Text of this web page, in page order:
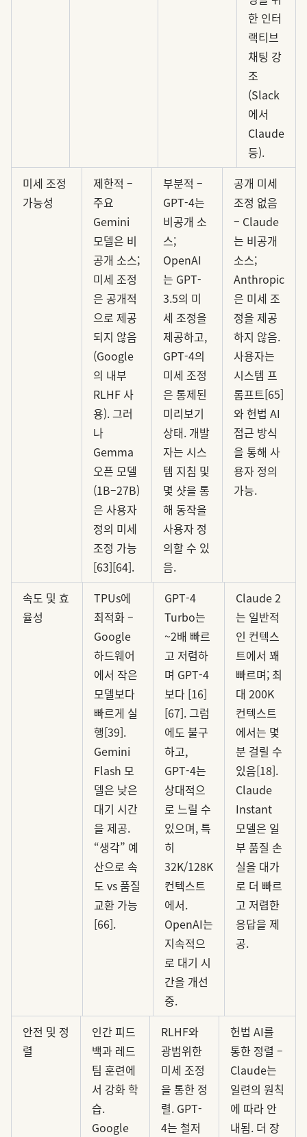
한 인터
랙티브
채팅 강
조
(Slack
에서
Claude
등).
미세 조정
가능성
제한적 –
주요
Gemini
모델은 비
공개 소스;
미세 조정
은 공개적
으로 제공
되지 않음
(Google
의 내부
RLHF 사
용). 그러
나
Gemma
오픈 모델
(1B–27B)
은 사용자
정의 미세
조정 가능
[63][64].
부분적 –
GPT-4는
비공개 소
스;
OpenAI
는 GPT-
3.5의 미
세 조정을
제공하고,
GPT-4의
미세 조정
은 통제된
미리보기
상태. 개발
자는 시스
템 지침 및
몇 샷을 통
해 동작을
사용자 정
의할 수 있
음.
공개 미세
조정 없음
– Claude
는 비공개
소스;
Anthropic
은 미세 조
정을 제공
하지 않음.
사용자는
시스템 프
롬프트[65]
와 헌법 AI
접근 방식
을 통해 사
용자 정의
가능.
속도 및 효
율성
TPUs에
최적화 –
Google
하드웨어
에서 작은
모델보다
빠르게 실
행[39].
Gemini
Flash 모
델은 낮은
대기 시간
을 제공.
“생각” 예
산으로 속
도 vs 품질
교환 가능
[66].
GPT-4
Turbo는
~2배 빠르
고 저렴하
며 GPT-4
보다 [16]
[67]. 그럼
에도 불구
하고,
GPT-4는
상대적으
로 느릴 수
있으며, 특
히
32K/128K
컨텍스트
에서.
OpenAI는
지속적으
로 대기 시
간을 개선
중.
Claude 2
는 일반적
인 컨텍스
트에서 꽤
빠르며; 최
대 200K
컨텍스트
에서는 몇
분 걸릴 수
있음[18].
Claude
Instant
모델은 일
부 품질 손
실을 대가
로 더 빠르
고 저렴한
응답을 제
공.
안전 및 정
렬
인간 피드
백과 레드
팀 훈련에
서 강화 학
습.
Google
RLHF와
광범위한
미세 조정
을 통한 정
렬. GPT-
4는 철저
헌법 AI를
통한 정렬 –
Claude는
일련의 원칙
에 따라 안
내됨. 더 장